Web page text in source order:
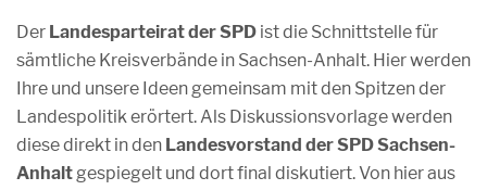
Der Landesparteirat der SPD ist die Schnittstelle für
sämtliche Kreisverbände in Sachsen-Anhalt. Hier werden
Ihre und unsere Ideen gemeinsam mit den Spitzen der
Landespolitik erörtert. Als Diskussionsvorlage werden
diese direkt in den Landesvorstand der SPD Sachsen-
Anhalt gespiegelt und dort final diskutiert. Von hier aus